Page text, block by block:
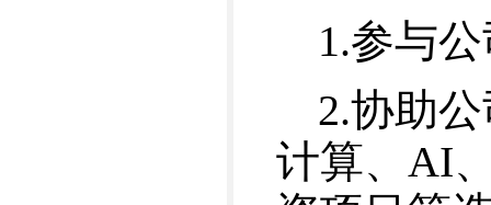
1.参与
2.协助
计算、AI